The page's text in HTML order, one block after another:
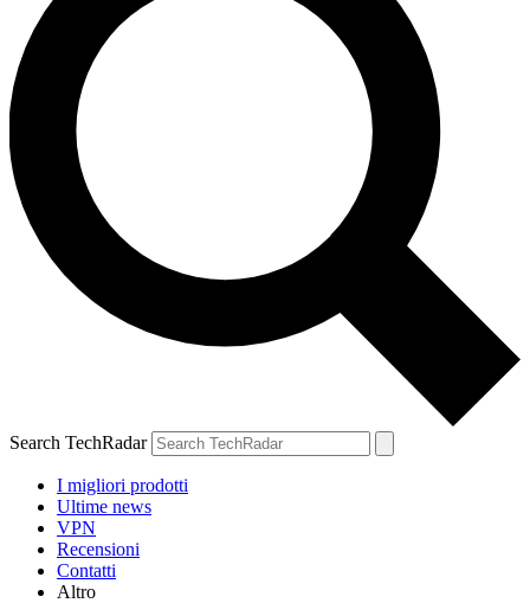
Search TechRadar
I migliori prodotti
Ultime news
VPN
Recensioni
Contatti
Altro